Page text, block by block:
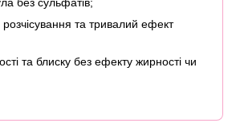
розчісування та тривалий ефект
та блиску без ефекту жирності чи